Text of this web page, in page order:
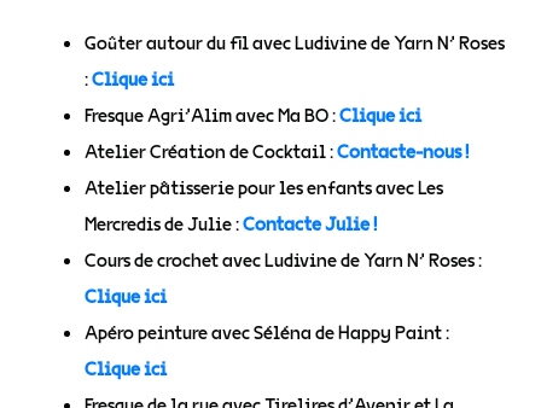
Goûter autour du fil avec Ludivine de Yarn N’ Roses
:Clique ici
Fresque Agri’Alim avec Ma BO :Clique ici
Atelier Création de Cocktail :Contacte-nous !
Atelier pâtisserie pour les enfants avec Les
Mercredis de Julie :Contacte Julie !
Cours de crochet avec Ludivine de Yarn N’ Roses :
Clique ici
Apéro peinture avec Séléna de Happy Paint :
Clique ici